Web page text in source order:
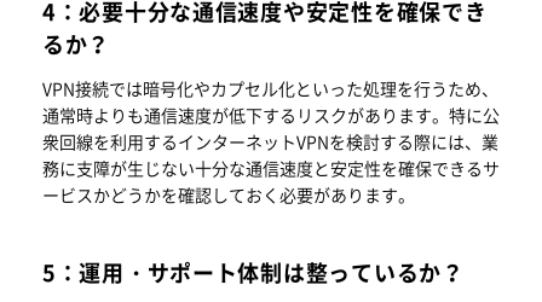
4：必要十分な通信速度や安定性を確保でき
るか？
VPN接続では暗号化やカプセル化といった処理を行うため、
通常時よりも通信速度が低下するリスクがあります。特に公
衆回線を利用するインターネットVPNを検討する際には、業
務に支障が生じない十分な通信速度と安定性を確保できるサ
ービスかどうかを確認しておく必要があります。
5：運用・サポート体制は整っているか？